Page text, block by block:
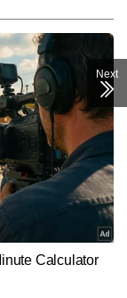
Next